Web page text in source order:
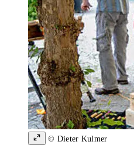
© Dieter Kulmer